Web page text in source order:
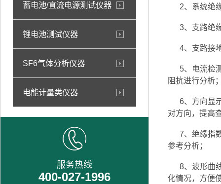
蓄电池/直流电源测试仪器
锂电池测试仪器
SF6气体分析仪器
电能计量类仪器
服务热线
400-027-1996
2、系统绝缘
3、支路绝缘
4、支路接地
5、电流检测
阻抗进行分析
6、方向显示
对方向，提高
7、绝缘指数
参考分析；
8、波形曲线
化情况，方便